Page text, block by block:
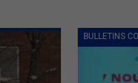
BULLETINS